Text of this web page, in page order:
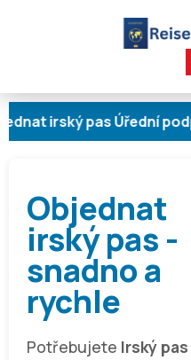
irský pas Úřední
Objednat
irský pas -
snadno a
rychle
Potřebujete Irský pas